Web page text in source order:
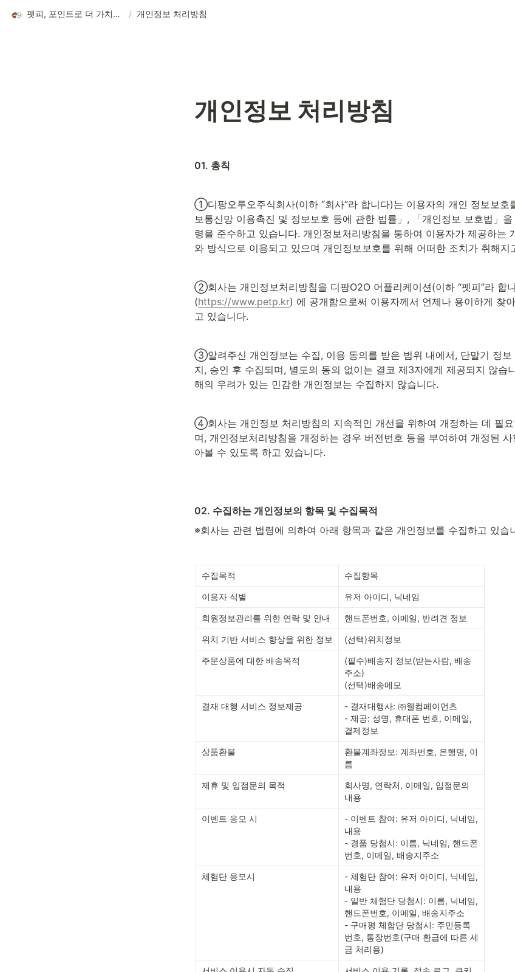
펫피, 포인트로 더 가치있는 반려 라이프 / 개인정보 처리방침
개인정보 처리방침
01. 총칙
①디팡오투오주식회사(이하 “회사”라 합니다)는 이용자의 개인 정보보호
보통신망 이용촉진 및 정보보호 등에 관한 법률」, 「개인정보 보호법」
령을 준수하고 있습니다. 개인정보처리방침을 통하여 이용자가 제공하는
와 방식으로 이용되고 있으며 개인정보보호를 위해 어떠한 조치가 취해지
②회사는 개인정보처리방침을 디팡O2O 어플리케이션(이하 “펫피”라 합
(https://www.petp.kr) 에 공개함으로써 이용자께서 언제나 용이하게 찾
고 있습니다.
③알려주신 개인정보는 수집, 이용 동의를 받은 범위 내에서, 단말기 정보
지, 승인 후 수집되며, 별도의 동의 없이는 결코 제3자에게 제공되지 않습
해의 우려가 있는 민감한 개인정보는 수집하지 않습니다.
④회사는 개인정보 처리방침의 지속적인 개선을 위하여 개정하는 데 필
며, 개인정보처리방침을 개정하는 경우 버전번호 등을 부여하여 개정된
아볼 수 있도록 하고 있습니다.
02. 수집하는 개인정보의 항목 및 수집목적
※회사는 관련 법령에 의하여 아래 항목과 같은 개인정보를 수집하고 있습
수집목적 수집항목
이용자 식별 유저 아이디, 닉네임
회원정보관리를 위한 연락 및 안내 핸드폰번호, 이메일, 반려견 정보
위치 기반 서비스 향상을 위한 정보 (선택)위치정보
주문상품에 대한 배송목적
(필수)배송지 정보(받는사람, 배송
주소)
(선택)배송메모
결재 대행 서비스 정보제공
- 결재대행사: ㈜웰컴페이먼츠
- 제공: 성명, 휴대폰 번호, 이메일,
결제정보
상품환불
환불계좌정보: 계좌번호, 은행명, 이
름
제휴 및 입점문의 목적
회사명, 연락처, 이메일, 입점문의
내용
이벤트 응모 시
- 이벤트 참여: 유저 아이디, 닉네임,
내용
- 경품 당첨시: 이름, 닉네임, 핸드폰
번호, 이메일, 배송지주소
체험단 응모시
- 체험단 참여: 유저 아이디, 닉네임,
내용
- 일반 체험단 당첨시: 이름, 닉네임,
핸드폰번호, 이메일, 배송지주소
- 구매평 체함단 당첨시: 주민등록
번호, 통장번호(구매 환급에 따른 세
금 처리용)